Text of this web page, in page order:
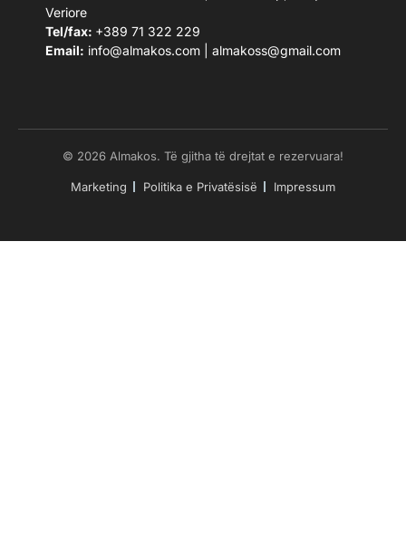
Veriore
Tel/fax: +389 71 322 229
Email: info@almakos.com almakoss@gmail.com
© 2026 Almakos. Të gjitha të drejtat e rezervuara!
Marketing Politika e Privatësisë Impressum